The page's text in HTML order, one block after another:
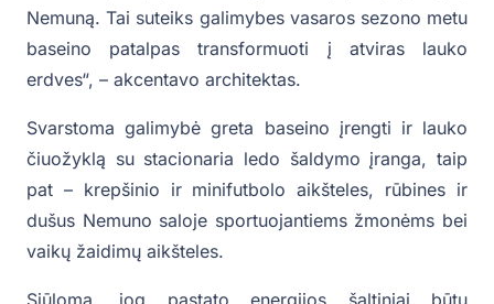
Nemuną. Tai suteiks galimybes vasaros sezono metu
baseino patalpas transformuoti į atviras lauko
erdves“, – akcentavo architektas.
Svarstoma galimybė greta baseino įrengti ir lauko
čiuožyklą su stacionaria ledo šaldymo įranga, taip
pat – krepšinio ir minifutbolo aikšteles, rūbines ir
dušus Nemuno saloje sportuojantiems žmonėms bei
vaikų žaidimų aikšteles.